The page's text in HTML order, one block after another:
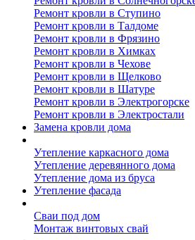
Ремонт кровли в Ступино
Ремонт кровли в Талдоме
Ремонт кровли в Фрязино
Ремонт кровли в Химках
Ремонт кровли в Чехове
Ремонт кровли в Щелково
Ремонт кровли в Шатуре
Ремонт кровли в Электрогорске
Ремонт кровли в Электростали
Замена кровли дома
Утепление каркасного дома
Утепление деревянного дома
Утепление дома из бруса
Утепление фасада
Сваи под дом
Монтаж винтовых свай